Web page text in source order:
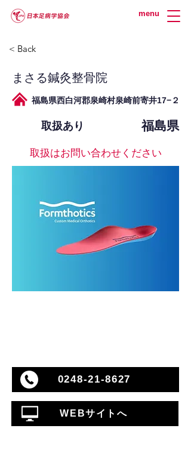
menu
< Back
まさる鍼灸整骨院
福島県西白河郡泉崎村泉崎前寄井17−２
取扱あり 福島県
取扱はお問い合わせください
0248-21-8627
WEBサイトへ